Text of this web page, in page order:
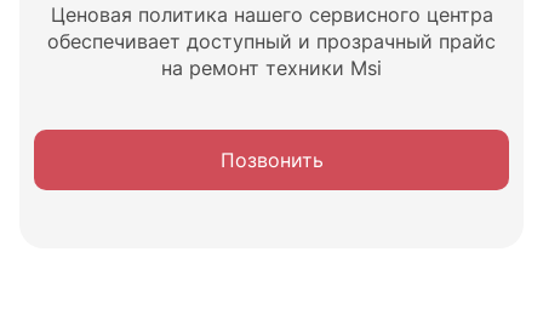
Ценовая политика нашего сервисного центра
обеспечивает доступный и прозрачный прайс
на ремонт техники Msi
Позвонить